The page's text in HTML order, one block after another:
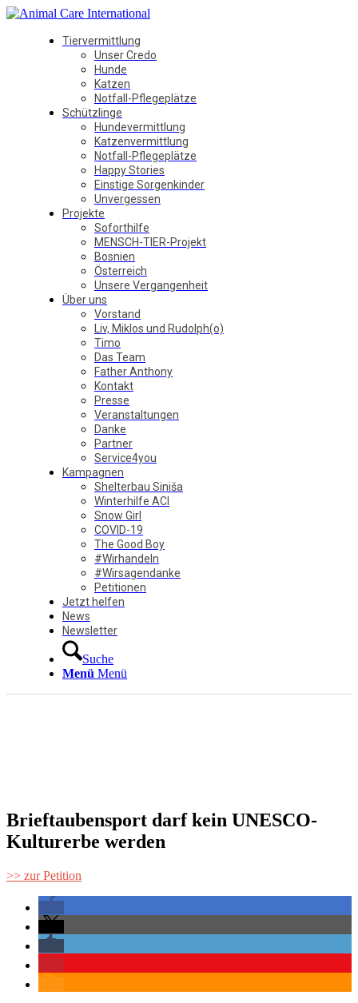
Tiervermittlung
Unser Credo
Hunde
Katzen
Notfall-Pflegeplätze
Schützlinge
Hundevermittlung
Katzenvermittlung
Notfall-Pflegeplätze
Happy Stories
Einstige Sorgenkinder
Unvergessen
Projekte
Soforthilfe
MENSCH-TIER-Projekt
Bosnien
Österreich
Unsere Vergangenheit
Über uns
Vorstand
Liv, Miklos und Rudolph(o)
Timo
Das Team
Father Anthony
Kontakt
Presse
Veranstaltungen
Danke
Partner
Service4you
Kampagnen
Shelterbau Siniša
Winterhilfe ACI
Snow Girl
COVID-19
The Good Boy
#Wirhandeln
#Wirsagendanke
Petitionen
Jetzt helfen
News
Newsletter
Suche
Menü Menü
Brieftaubensport darf kein UNESCO-
Kulturerbe werden
>> zur Petition